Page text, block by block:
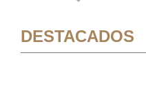
DESTACADOS